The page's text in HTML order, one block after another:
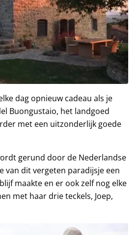
dag opnieuw cadeau als je
Buongustaio, het landgoed
met een uitzonderlijk goede
gerund door de Nederlandse
van dit vergeten paradijsje een
maakte en er ook zelf nog elke
met haar drie teckels, Joep,